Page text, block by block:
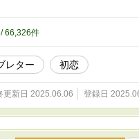
66,326件
レター 初恋
更新日 2025.06.06 登録日